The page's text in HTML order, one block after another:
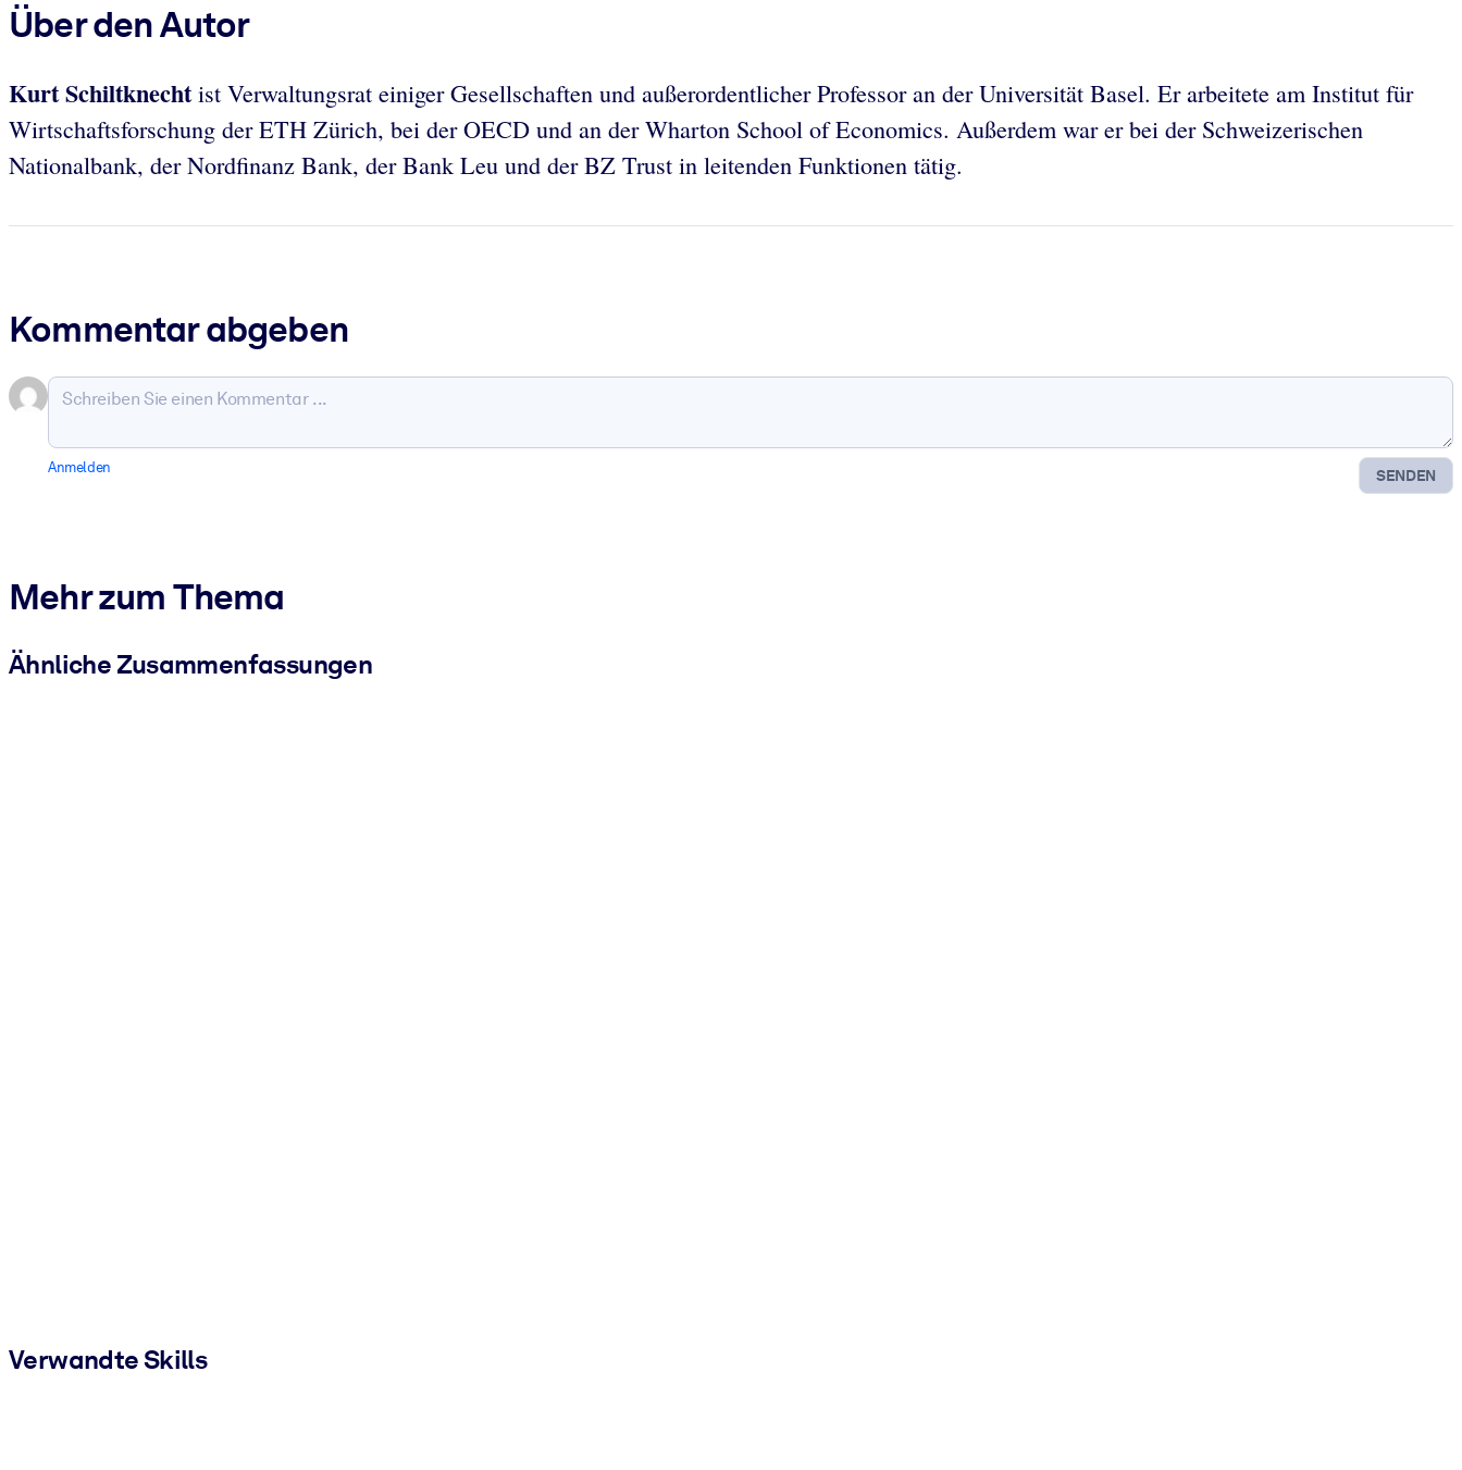
Über den Autor
Kurt Schiltknechtist Verwaltungsrat einiger Gesellschaften und außerordentlicher Professor an der Universität Basel. Er arbeitete am Institut für
Wirtschaftsforschung der ETH Zürich, bei der OECD und an der Wharton School of Economics. Außerdem war er bei der Schweizerischen
Nationalbank, der Nordfinanz Bank, der Bank Leu und der BZ Trust in leitenden Funktionen tätig.
Kommentar abgeben
SENDEN
Anmelden
Mehr zum Thema
Ähnliche Zusammenfassungen
Verwandte Skills